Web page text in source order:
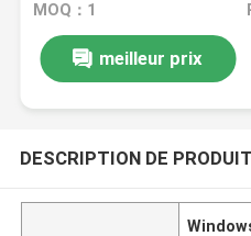
MOQ：1
meilleur prix
DESCRIPTION DE PRODUIT